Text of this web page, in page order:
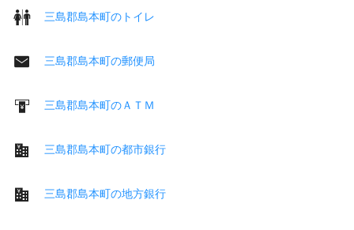
三島郡島本町のトイレ
三島郡島本町の郵便局
三島郡島本町のＡＴＭ
三島郡島本町の都市銀行
三島郡島本町の地方銀行